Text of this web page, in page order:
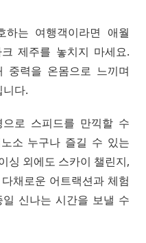
는 여행객이라면 애월
제주를 놓치지 마세요.
중력을 온몸으로 느끼며
다.
로 스피드를 만끽할 수
소 누구나 즐길 수 있는
싱 외에도 스카이 챌린지,
채로운 어트랙션과 체험
신나는 시간을 보낼 수